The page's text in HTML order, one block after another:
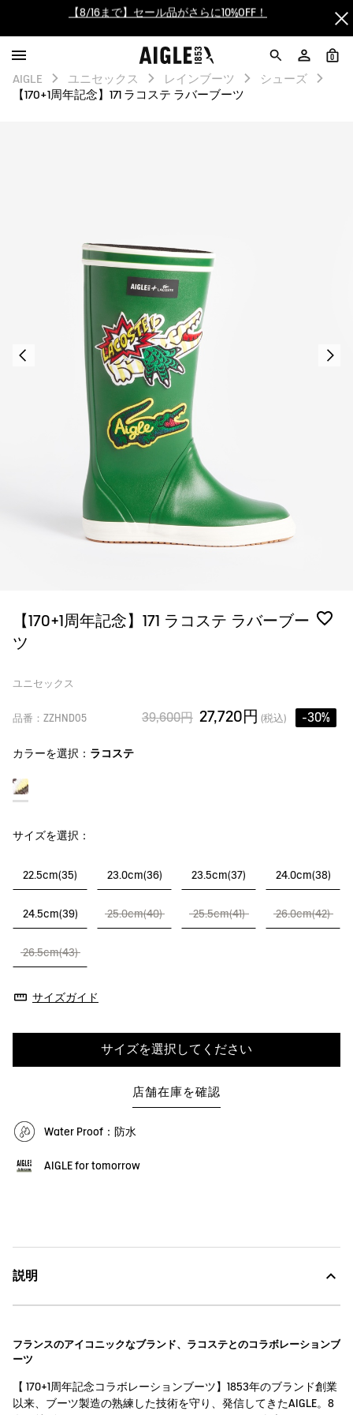
【最大50%OFF】FINAL SALEがスタート！
ログイン/会員登録で送料＆返品無料
AIGLE CLUB ポイントサービス終了のお知らせ
0
AIGLE ユニセックス レインブーツ
シューズ
【170+1周年記念】171 ラコステ ラバーブーツ
【170+1周年記念】171 ラコステ ラバーブー
ツ
ユニセックス
品番：ZZHND05 39,600円 27,720円 (税込) -30%
カラーを選択： ラコステ
サイズを選択：
22.5cm(35) 23.0cm(36) 23.5cm(37) 24.0cm(38)
24.5cm(39) 25.0cm(40) 25.5cm(41) 26.0cm(42)
26.5cm(43)
サイズガイド
サイズを選択してください
店舗在庫を確認
Water Proof：防水
AIGLE for tomorrow
説明
フランスのアイコニックなブランド、ラコステとのコラボレーションブ
ーツ
【 170+1周年記念コラボレーションブーツ】1853年のブランド創業
以来、ブーツ製造の熟練した技術を守り、発信してきたAIGLE。8